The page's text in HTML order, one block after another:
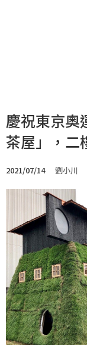
慶祝東京奧
茶屋」，二
2021/07/14 劉小川